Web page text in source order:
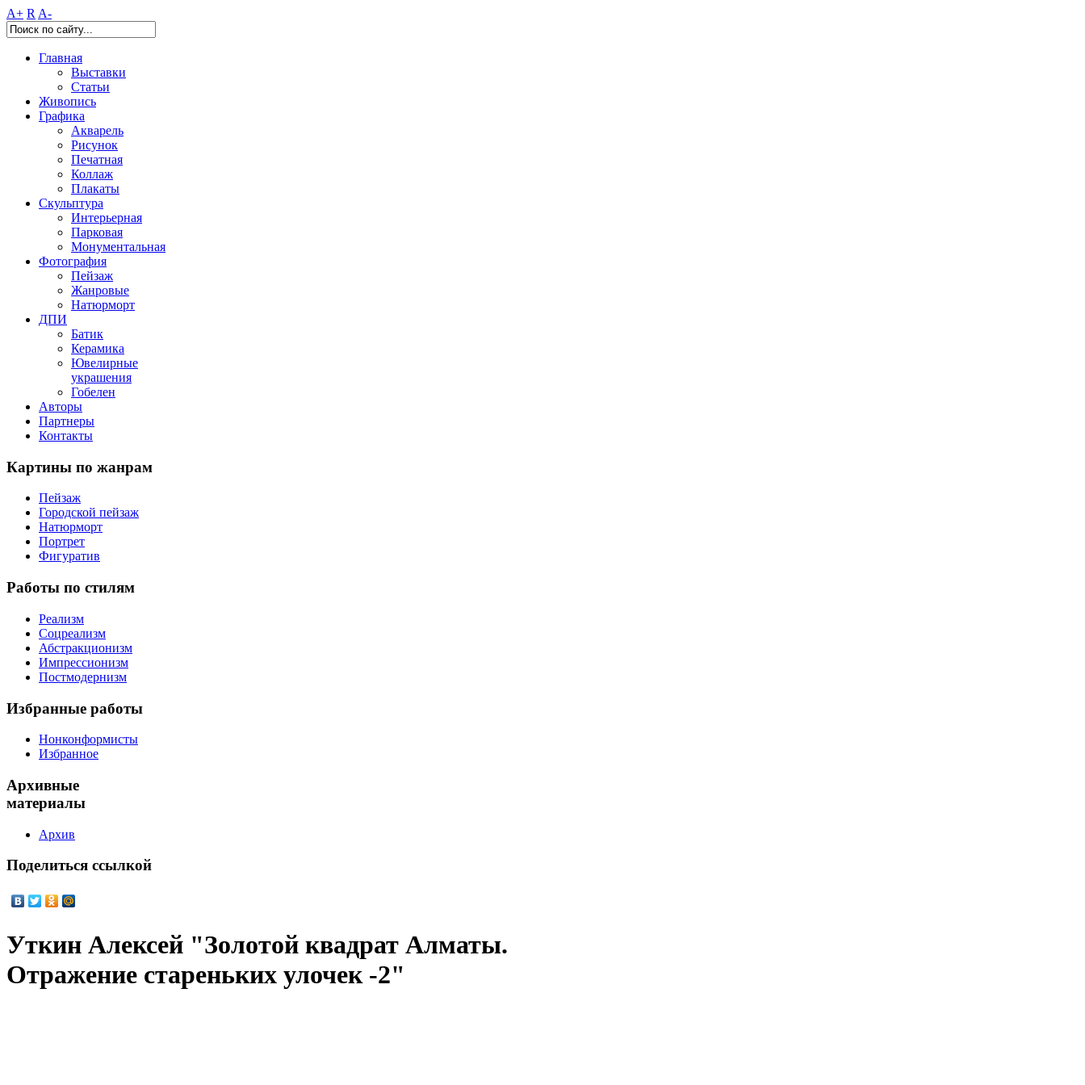
A+ R A-
Главная
Выставки
Статьи
Живопись
Графика
Акварель
Рисунок
Печатная
Коллаж
Плакаты
Скульптура
Интерьерная
Парковая
Монументальная
Фотография
Пейзаж
Жанровые
Натюрморт
ДПИ
Батик
Керамика
Ювелирные
украшения
Гобелен
Авторы
Партнеры
Контакты
Картины по жанрам
Пейзаж
Городской пейзаж
Натюрморт
Портрет
Фигуратив
Работы по стилям
Реализм
Соцреализм
Абстракционизм
Импрессионизм
Постмодернизм
Избранные работы
Нонконформисты
Избранное
Архивные
материалы
Архив
Поделиться ссылкой
Уткин Алексей "Золотой квадрат Алматы.
Отражение стареньких улочек -2"